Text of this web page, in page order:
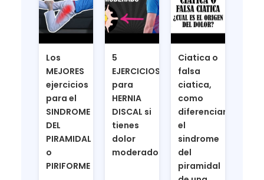
Los
MEJORES
ejercicios
para el
SINDROME
DEL
PIRAMIDAL
o
PIRIFORME
5
EJERCICIOS
para
HERNIA
DISCAL si
tienes
dolor
moderado
Ciatica o
falsa
ciatica,
como
diferenciar
el
sindrome
del
piramidal